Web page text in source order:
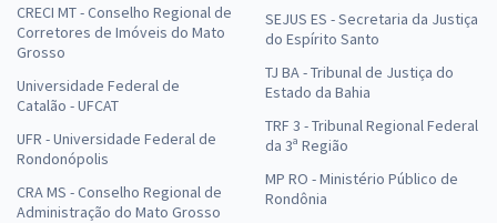
CRECI MT - Conselho Regional de
Corretores de Imóveis do Mato
Grosso
Universidade Federal de
Catalão - UFCAT
UFR - Universidade Federal de
Rondonópolis
CRA MS - Conselho Regional de
Administração do Mato Grosso
SEJUS ES - Secretaria da Justiça
do Espírito Santo
TJ BA - Tribunal de Justiça do
Estado da Bahia
TRF 3 - Tribunal Regional Federal
da 3ª Região
MP RO - Ministério Público de
Rondônia